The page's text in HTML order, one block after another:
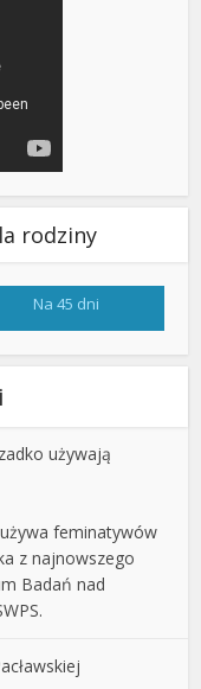
rodziny
Na 45 dni
używają
feminatywów
z najnowszego
Badań nad